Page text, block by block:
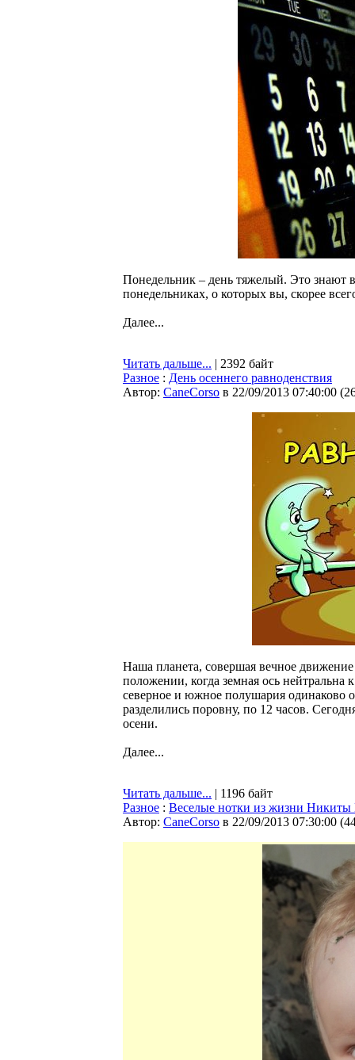
Понедельник – день тяжелый. Это знают
понедельниках, о которых вы, скорее
Далее...
Читать дальше... | 2392 байт
Разное : День осеннего равноденствия
Автор: CaneCorso в 22/09/2013 07:40:00 (
Наша планета, совершая вечное
положении, когда земная ось
северное и южное полушария одинаково
разделились поровну, по 12 часов.
осени.
Далее...
Читать дальше... | 1196 байт
Разное : Веселые нотки из жизни Никиты
Автор: CaneCorso в 22/09/2013 07:30:00 (